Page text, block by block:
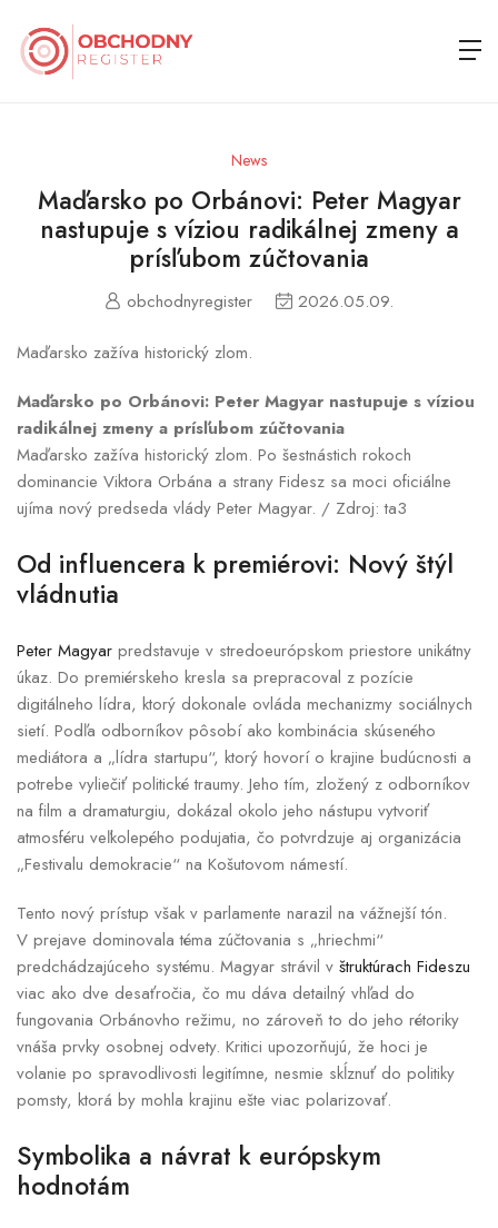
News
Maďarsko po Orbánovi: Peter Magyar
nastupuje s víziou radikálnej zmeny a
prísľubom zúčtovania
obchodnyregister 2026.05.09.
Maďarsko zažíva historický zlom.
Maďarsko po Orbánovi: Peter Magyar nastupuje s víziou
radikálnej zmeny a prísľubom zúčtovania
Maďarsko zažíva historický zlom. Po šestnástich rokoch
dominancie Viktora Orbána a strany Fidesz sa moci oficiálne
ujíma nový predseda vlády Peter Magyar. / Zdroj: ta3
Od influencera k premiérovi: Nový štýl
vládnutia
Peter Magyar predstavuje v stredoeurópskom priestore unikátny
úkaz. Do premiérskeho kresla sa prepracoval z pozície
digitálneho lídra, ktorý dokonale ovláda mechanizmy sociálnych
sietí. Podľa odborníkov pôsobí ako kombinácia skúseného
mediátora a „lídra startupu“, ktorý hovorí o krajine budúcnosti a
potrebe vyliečiť politické traumy. Jeho tím, zložený z odborníkov
na film a dramaturgiu, dokázal okolo jeho nástupu vytvoriť
atmosféru veľkolepého podujatia, čo potvrdzuje aj organizácia
„Festivalu demokracie“ na Košutovom námestí.
Tento nový prístup však v parlamente narazil na vážnejší tón.
V prejave dominovala téma zúčtovania s „hriechmi“
predchádzajúceho systému. Magyar strávil v štruktúrach Fideszu
viac ako dve desaťročia, čo mu dáva detailný vhľad do
fungovania Orbánovho režimu, no zároveň to do jeho rétoriky
vnáša prvky osobnej odvety. Kritici upozorňujú, že hoci je
volanie po spravodlivosti legitímne, nesmie skĺznuť do politiky
pomsty, ktorá by mohla krajinu ešte viac polarizovať.
Symbolika a návrat k európskym
hodnotám